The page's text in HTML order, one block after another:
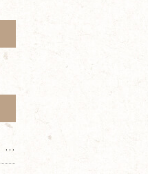
エアコン取り付け マンション 鎌倉 逗子 藤沢 横浜 エリア